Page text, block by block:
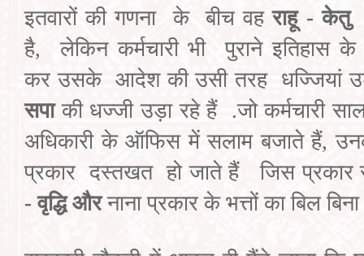
इतवारों की गणना के बीच वह राहू-केतु
है,लेकिन कर्मचारी भी पुराने इतिहास
कर उसके आदेश की उसी तरह धज्जियां
सपा की धज्जी उड़ा रहे हैं.जो कर्मचारी
अधिकारी के ऑफिस में सलाम बजाते हैं,
प्रकार दस्तखत हो जाते हैं जिस
- वृद्धि और नाना प्रकार के भत्तों का बिल